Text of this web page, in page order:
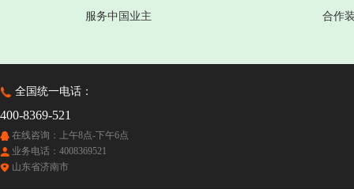
服务中国业主 合作
全国统一电话：
400-8369-521
在线咨询：上午8点-下午6点
业务电话：4008369521
山东省济南市